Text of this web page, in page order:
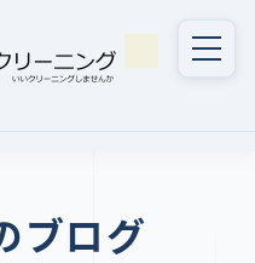
ブログ